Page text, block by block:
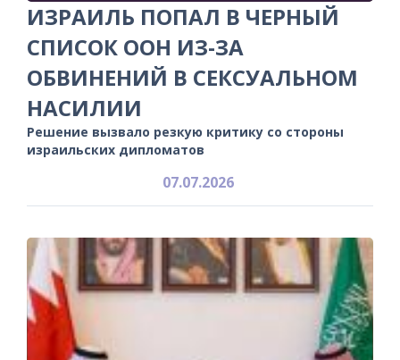
ИЗРАИЛЬ ПОПАЛ В ЧЕРНЫЙ
СПИСОК ООН ИЗ-ЗА
ОБВИНЕНИЙ В СЕКСУАЛЬНОМ
НАСИЛИИ
Решение вызвало резкую критику со стороны
израильских дипломатов
07.07.2026